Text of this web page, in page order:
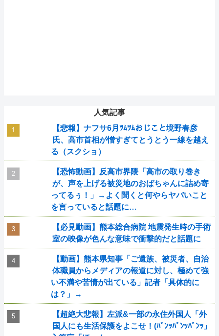
人気記事
【悲報】ナフサ6月ﾂﾑﾂﾑおじこと境野春彦
氏、高市首相が憎すぎてとうとう一線を越え
る（スクショ）
【恐怖動画】反高市界隈「高市の取り巻き
が、声を上げる被災地のおばちゃんに詰め寄
ってるぅ！」→よく聞くと何やらヤバいこと
を言っていると話題に…
【必見動画】熊本総合病院 地震発生時の手術
室の映像が色んな意味で衝撃的だと話題に
【動画】熊本県知事「ご遺族、被災者、自治
体職員からメディアの報道に対し、極めて強
い不満や苦情が出ている」記者「具体的に
は？」→
【超絶大悲報】左派&一部の永住外国人「外
国人にも生活保護をよこせ！(ﾊﾞﾝｯﾊﾞﾝｯﾊﾞﾝｯ」